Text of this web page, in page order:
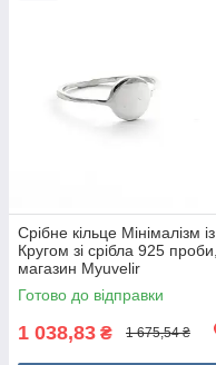
Срібне кільце Мінімалізм із
Кругом зі срібла 925 проби,
магазин Myuvelir
Готово до відправки
1 038,83 ₴ 1 675,54 ₴